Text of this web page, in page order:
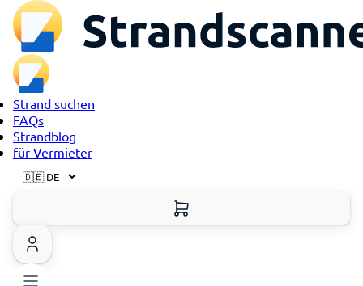
Strand suchen
FAQs
Strandblog
für Vermieter